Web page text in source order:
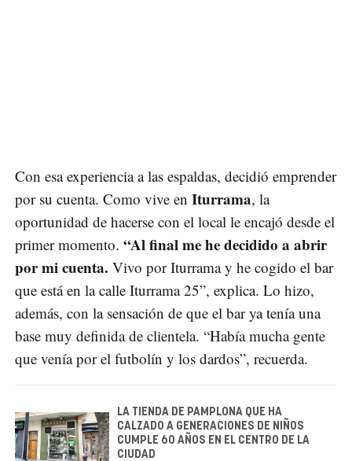
Con esa experiencia a las espaldas, decidió emprender
por su cuenta. Como vive en Iturrama, la
oportunidad de hacerse con el local le encajó desde el
primer momento. “Al final me he decidido a abrir
por mi cuenta. Vivo por Iturrama y he cogido el bar
que está en la calle Iturrama 25”, explica. Lo hizo,
además, con la sensación de que el bar ya tenía una
base muy definida de clientela. “Había mucha gente
que venía por el futbolín y los dardos”, recuerda.
LA TIENDA DE PAMPLONA QUE HA
CALZADO A GENERACIONES DE NIÑOS
CUMPLE 60 AÑOS EN EL CENTRO DE LA
CIUDAD